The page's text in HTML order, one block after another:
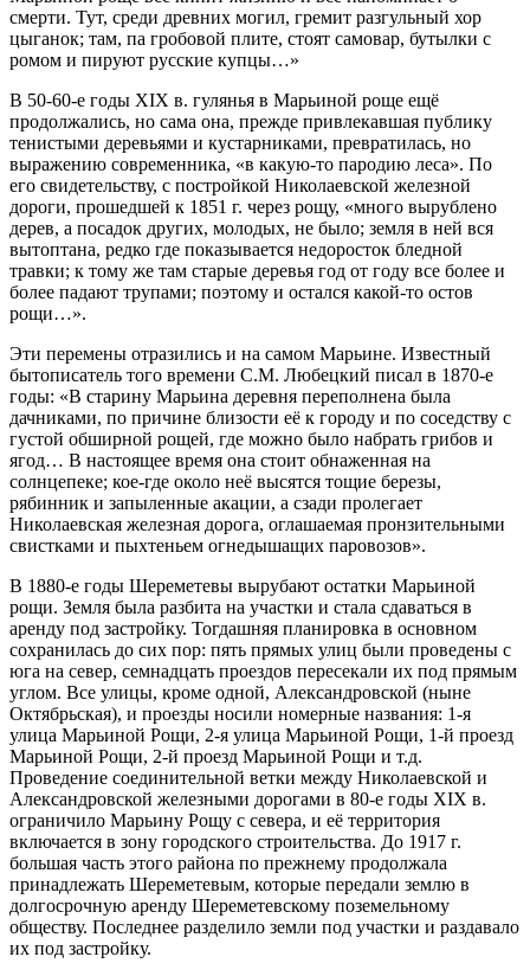
смерти. Тут, среди древних могил, гремит разгульный хор
цыганок; там, па гробовой плите, стоят самовар, бутылки с
ромом и пируют русские купцы…»
В 50-60-е годы XIX в. гулянья в Марьиной роще ещё
продолжались, но сама она, прежде привлекавшая публику
тенистыми деревьями и кустарниками, превратилась, но
выражению современника, «в какую-то пародию леса». По
его свидетельству, с постройкой Николаевской железной
дороги, прошедшей к 1851 г. через рощу, «много вырублено
дерев, а посадок других, молодых, не было; земля в ней вся
вытоптана, редко где показывается недоросток бледной
травки; к тому же там старые деревья год от году все более и
более падают трупами; поэтому и остался какой-то остов
рощи…».
Эти перемены отразились и на самом Марьине. Известный
бытописатель того времени С.М. Любецкий писал в 1870-е
годы: «В старину Марьина деревня переполнена была
дачниками, по причине близости её к городу и по соседству с
густой обширной рощей, где можно было набрать грибов и
ягод… В настоящее время она стоит обнаженная на
солнцепеке; кое-где около неё высятся тощие березы,
рябинник и запыленные акации, а сзади пролегает
Николаевская железная дорога, оглашаемая пронзительными
свистками и пыхтеньем огнедышащих паровозов».
В 1880-е годы Шереметевы вырубают остатки Марьиной
рощи. Земля была разбита на участки и стала сдаваться в
аренду под застройку. Тогдашняя планировка в основном
сохранилась до сих пор: пять прямых улиц были проведены с
юга на север, семнадцать проездов пересекали их под прямым
углом. Все улицы, кроме одной, Александровской (ныне
Октябрьская), и проезды носили номерные названия: 1-я
улица Марьиной Рощи, 2-я улица Марьиной Рощи, 1-й проезд
Марьиной Рощи, 2-й проезд Марьиной Рощи и т.д.
Проведение соединительной ветки между Николаевской и
Александровской железными дорогами в 80-е годы XIX в.
ограничило Марьину Рощу с севера, и её территория
включается в зону городского строительства. До 1917 г.
большая часть этого района по прежнему продолжала
принадлежать Шереметевым, которые передали землю в
долгосрочную аренду Шереметевскому поземельному
обществу. Последнее разделило земли под участки и раздавало
их под застройку.